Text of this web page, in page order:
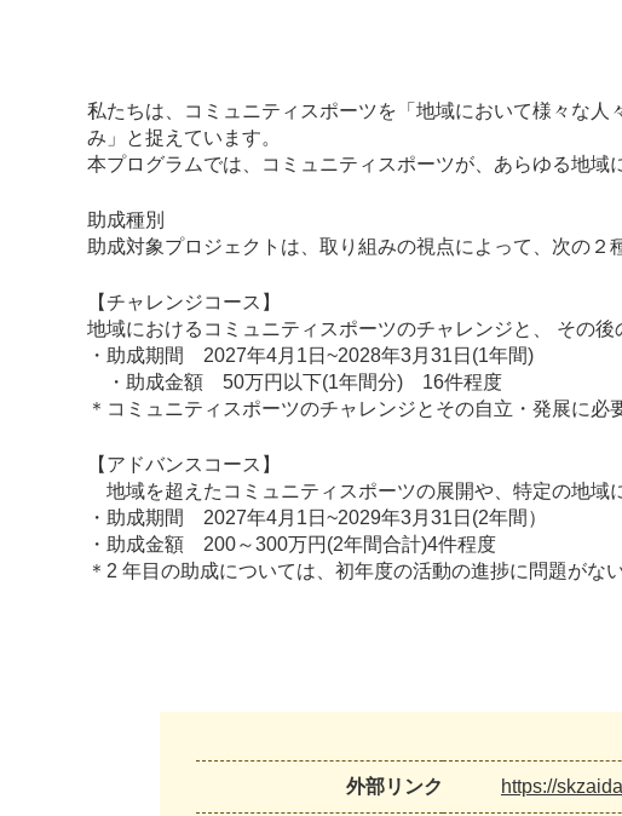
私たちは、コミュニティスポーツを「地域において様々な
み」と捉えています。
本プログラムでは、コミュニティスポーツが、あらゆる地域
助成種別
助成対象プロジェクトは、取り組みの視点によって、次の２
【チャレンジコース】
地域におけるコミュニティスポーツのチャレンジと、 その
・助成期間 2027年4月1日~2028年3月31日(1年間)
・助成金額 50万円以下(1年間分) 16件程度
＊コミュニティスポーツのチャレンジとその自立・発展に
【アドバンスコース】
地域を超えたコミュニティスポーツの展開や、特定の地域
・助成期間 2027年4月1日~2029年3月31日(2年間）
・助成金額 200～300万円(2年間合計)4件程度
＊2 年目の助成については、初年度の活動の進捗に問題がな
外部リンク https://